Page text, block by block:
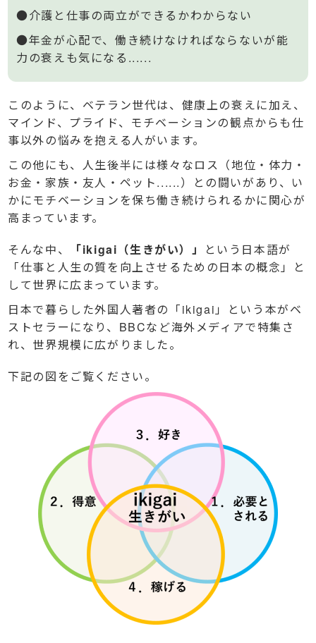
●介護と仕事の両立ができるかわからない
●年金が心配で、働き続けなければならないが能
力の衰えも気になる......
このように、ベテラン世代は、健康上の衰えに加え、
マインド、プライド、モチベーションの観点からも仕
事以外の悩みを抱える人がいます。
この他にも、人生後半には様々なロス（地位・体力・
お金・家族・友人・ペット......）との闘いがあり、い
かにモチベーションを保ち働き続けられるかに関心が
高まっています。
そんな中、
「ikigai（生きがい）」
という日本語が
「仕事と人生の質を向上させるための日本の概念」と
して世界に広まっています。
日本で暮らした外国人著者の「ikigai」という本がベ
ストセラーになり、BBCなど海外メディアで特集さ
れ、世界規模に広がりました。
下記の図をご覧ください。